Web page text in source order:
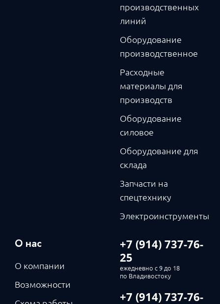
производственных
линий
Оборудование
производственное
Расходные
материалы для
производств
Оборудование
силовое
Оборудование для
склада
Запчасти на
спецтехнику
Электроинструменты
О нас
О компании
Возможности
+7 (914) 737-76-
25
ежедневно с 9 до 18
по Владивостоку
+7 (914) 737-76-